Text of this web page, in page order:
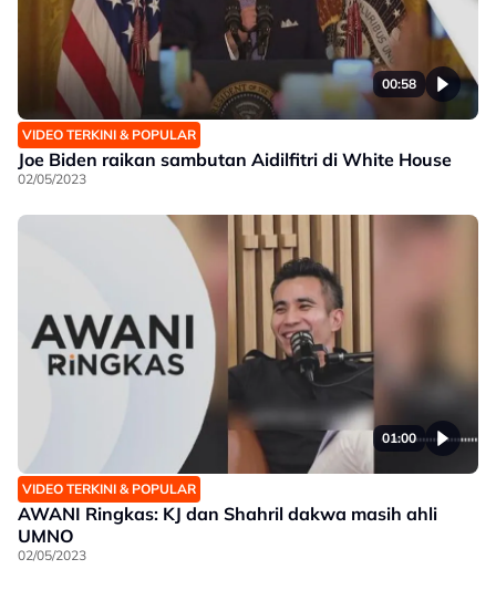
00:58
VIDEO TERKINI & POPULAR
Joe Biden raikan sambutan Aidilfitri di White House
02/05/2023
01:00
VIDEO TERKINI & POPULAR
AWANI Ringkas: KJ dan Shahril dakwa masih ahli
UMNO
02/05/2023